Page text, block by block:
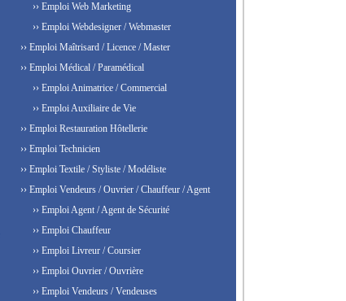
›› Emploi Web Marketing
›› Emploi Webdesigner / Webmaster
›› Emploi Maîtrisard / Licence / Master
›› Emploi Médical / Paramédical
›› Emploi Animatrice / Commercial
›› Emploi Auxiliaire de Vie
›› Emploi Restauration Hôtellerie
›› Emploi Technicien
›› Emploi Textile / Styliste / Modéliste
›› Emploi Vendeurs / Ouvrier / Chauffeur / Agent
›› Emploi Agent / Agent de Sécurité
›› Emploi Chauffeur
›› Emploi Livreur / Coursier
›› Emploi Ouvrier / Ouvrière
›› Emploi Vendeurs / Vendeuses